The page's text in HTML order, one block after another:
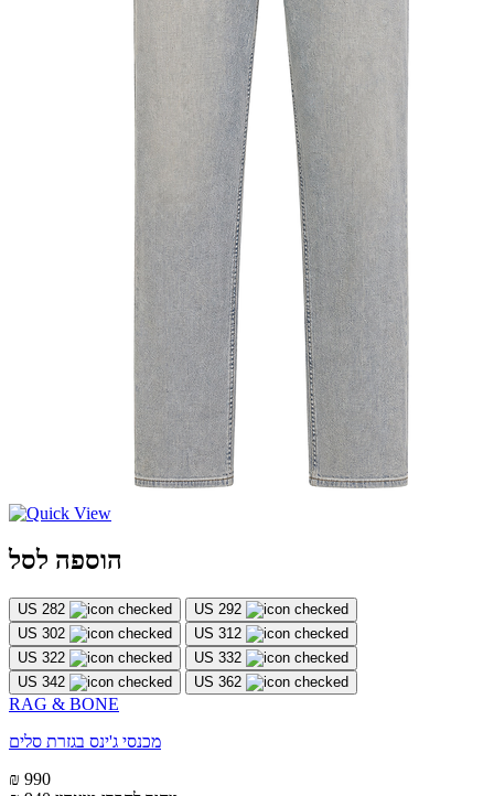
הוספה לסל
US 282
US 292
US 302
US 312
US 322
US 332
US 342
US 362
RAG & BONE
מכנסי ג'ינס בגזרת סלים
₪ 990